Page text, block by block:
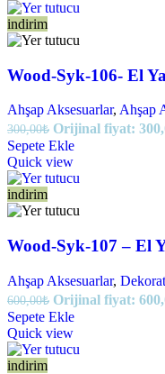
indirim
Wood-Syk-106- El
Ahşap Aksesuarlar, Ahşap
300,00₺ Orijinal fiyat:
Sepete Ekle
Quick view
indirim
Wood-Syk-107 – El
Ahşap Aksesuarlar,
600,00₺ Orijinal fiyat:
Sepete Ekle
Quick view
indirim